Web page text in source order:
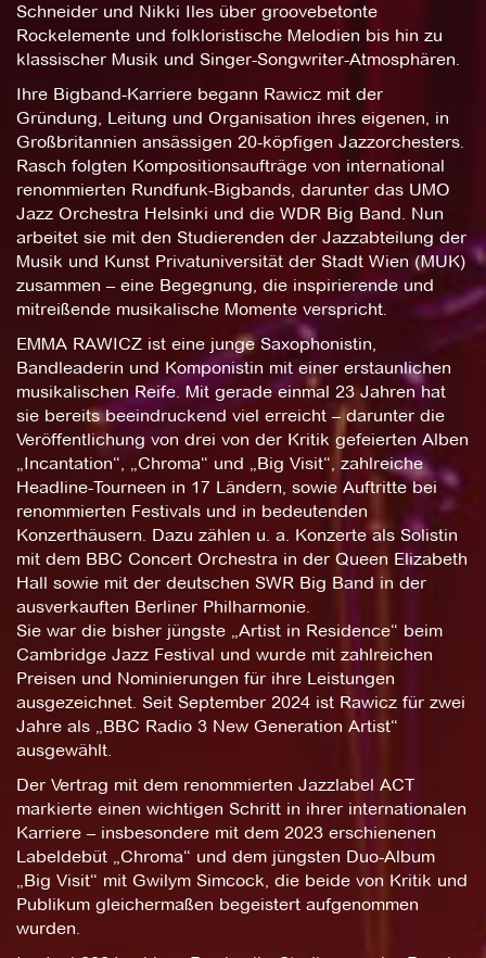
Schneider und Nikki Iles über groovebetonte
Rockelemente und folkloristische Melodien bis hin zu
klassischer Musik und Singer-Songwriter-Atmosphären.
Ihre Bigband-Karriere begann Rawicz mit der
Gründung, Leitung und Organisation ihres eigenen, in
Großbritannien ansässigen 20-köpfigen Jazzorchesters.
Rasch folgten Kompositionsaufträge von international
renommierten Rundfunk-Bigbands, darunter das UMO
Jazz Orchestra Helsinki und die WDR Big Band. Nun
arbeitet sie mit den Studierenden der Jazzabteilung der
Musik und Kunst Privatuniversität der Stadt Wien (MUK)
zusammen – eine Begegnung, die inspirierende und
mitreißende musikalische Momente verspricht.
EMMA RAWICZ ist eine junge Saxophonistin,
Bandleaderin und Komponistin mit einer erstaunlichen
musikalischen Reife. Mit gerade einmal 23 Jahren hat
sie bereits beeindruckend viel erreicht – darunter die
Veröffentlichung von drei von der Kritik gefeierten Alben
„Incantation“, „Chroma“ und „Big Visit“, zahlreiche
Headline-Tourneen in 17 Ländern, sowie Auftritte bei
renommierten Festivals und in bedeutenden
Konzerthäusern. Dazu zählen u. a. Konzerte als Solistin
mit dem BBC Concert Orchestra in der Queen Elizabeth
Hall sowie mit der deutschen SWR Big Band in der
ausverkauften Berliner Philharmonie.
Sie war die bisher jüngste „Artist in Residence“ beim
Cambridge Jazz Festival und wurde mit zahlreichen
Preisen und Nominierungen für ihre Leistungen
ausgezeichnet. Seit September 2024 ist Rawicz für zwei
Jahre als „BBC Radio 3 New Generation Artist“
ausgewählt.
Der Vertrag mit dem renommierten Jazzlabel ACT
markierte einen wichtigen Schritt in ihrer internationalen
Karriere – insbesondere mit dem 2023 erschienenen
Labeldebüt „Chroma“ und dem jüngsten Duo-Album
„Big Visit“ mit Gwilym Simcock, die beide von Kritik und
Publikum gleichermaßen begeistert aufgenommen
wurden.